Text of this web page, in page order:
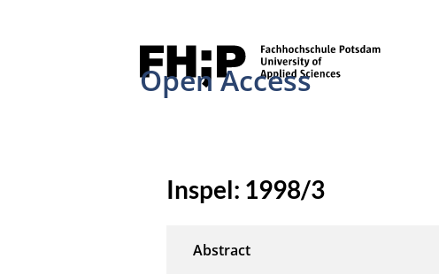
Open Access
Inspel: 1998/3